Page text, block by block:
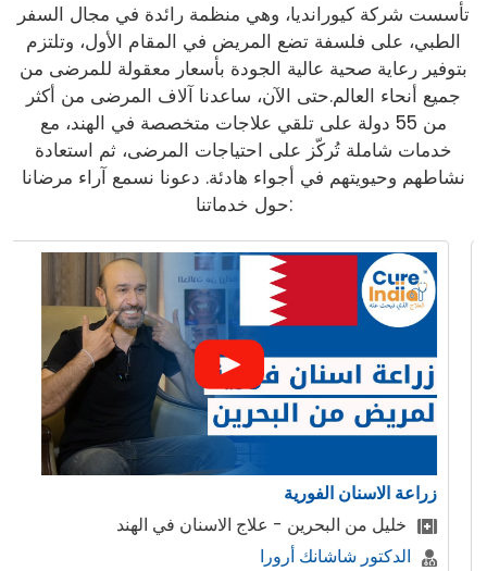
تأسست شركة كيورانديا، وهي منظمة رائدة في مجال السفر
الطبي، على فلسفة تضع المريض في المقام الأول، وتلتزم
بتوفير رعاية صحية عالية الجودة بأسعار معقولة للمرضى من
جميع أنحاء العالم.حتى الآن، ساعدنا آلاف المرضى من أكثر
من 55 دولة على تلقي علاجات متخصصة في الهند، مع
خدمات شاملة تُركّز على احتياجات المرضى، ثم استعادة
نشاطهم وحيويتهم في أجواء هادئة. دعونا نسمع آراء مرضانا
حول خدماتنا:
الاسنان الفورية
خليل من البحرين - علاج الاسنان في الهند
الدكتور شاشانك أرورا